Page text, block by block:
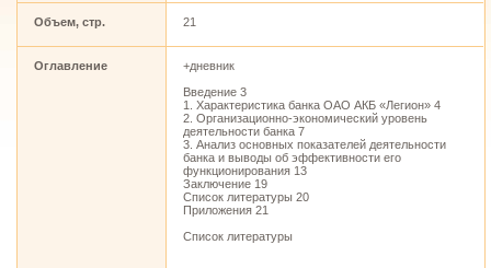
Объем, стр. 21
Оглавление
+дневник
Введение 3
1. Характеристика банка ОАО АКБ «Легион» 4
2. Организационно-экономический уровень
деятельности банка 7
3. Анализ основных показателей деятельности
банка и выводы об эффективности его
функционирования 13
Заключение 19
Список литературы 20
Приложения 21
Список литературы